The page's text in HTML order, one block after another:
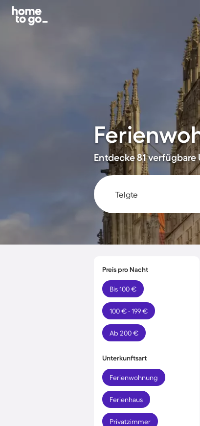
Entdecke 81
Preis pro Nacht
Bis 100 €
100 € - 199 €
Ab 200 €
Unterkunftsart
Ferienwohnung
Ferienhaus
Privatzimmer